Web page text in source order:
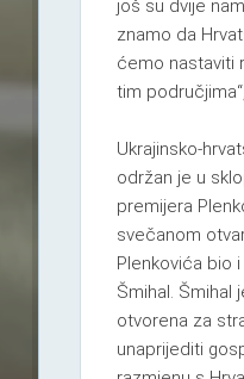
još su dvije
znamo da
ćemo nastaviti
tim
Ukrajinsko-
održan je u
premijera
svečanom
Plenkovića bio
Šmihal. Šmihal
otvorena za
unaprijediti